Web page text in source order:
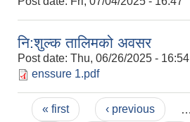
नि:शुल्क तालिमको अवसर
Post date: Thu, 06/26/2025 - 16:54
enssure 1.pdf
Pages
« first ‹ previous